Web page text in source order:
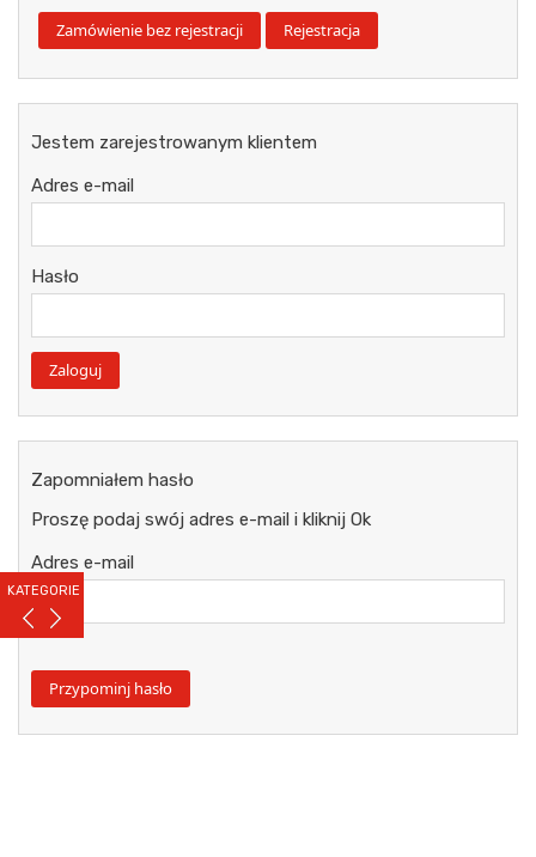
KATEGORIE
Jestem zarejestrowanym klientem
Adres e-mail
Hasło
Zapomniałem hasło
Proszę podaj swój adres e-mail i kliknij Ok
Adres e-mail